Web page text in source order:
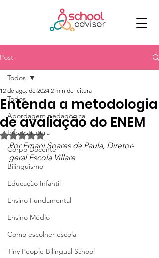
Post
Todos
Abordagem pedagógica
Infraestrutura
Corpo Docente
Bilinguismo
Educação Infantil
Ensino Fundamental
Ensino Médio
Como escolher escola
Tiny People Bilingual School
Todos
Entenda a metodologia
de avaliação do ENEM
12 de ago. de 2024 2 min de leitura
Avaliado com NaN de 5 estrelas.
Por Ernani Soares de Paula, Diretor-
geral Escola Villare